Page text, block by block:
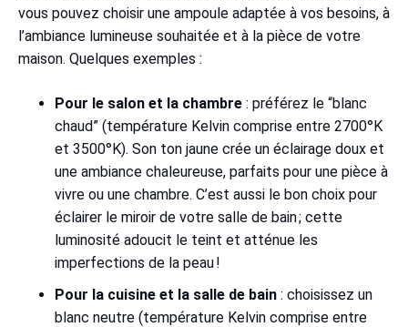
vous pouvez choisir une ampoule adaptée à vos besoins, à
l’ambiance lumineuse souhaitée et à la pièce de votre
maison. Quelques exemples :
Pour le salon et la chambre : préférez le “blanc
chaud” (température Kelvin comprise entre 2700°K
et 3500°K). Son ton jaune crée un éclairage doux et
une ambiance chaleureuse, parfaits pour une pièce à
vivre ou une chambre. C’est aussi le bon choix pour
éclairer le miroir de votre salle de bain ; cette
luminosité adoucit le teint et atténue les
imperfections de la peau !
Pour la cuisine et la salle de bain : choisissez un
blanc neutre (température Kelvin comprise entre